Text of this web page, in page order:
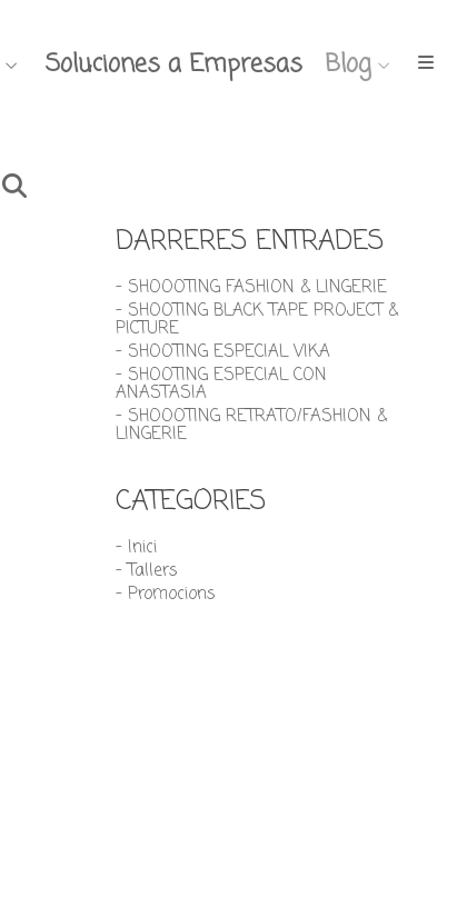
Soluciones a Empresas Blog
DARRERES ENTRADES
- SHOOOTING FASHION & LINGERIE
- SHOOTING BLACK TAPE PROJECT &
PICTURE
- SHOOTING ESPECIAL VIKA
- SHOOTING ESPECIAL CON
ANASTASIA
- SHOOOTING RETRATO/FASHION &
LINGERIE
CATEGORIES
- Inici
- Tallers
- Promocions